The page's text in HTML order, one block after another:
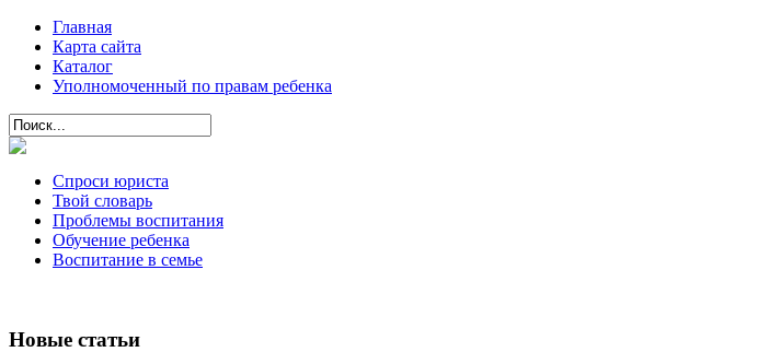
Главная
Карта сайта
Каталог
Уполномоченный по правам ребенка
Спроси юриста
Твой словарь
Проблемы воспитания
Обучение ребенка
Воспитание в семье
Новые статьи